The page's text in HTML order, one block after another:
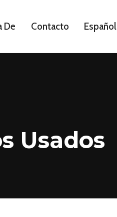
De Contacto Español
Usados